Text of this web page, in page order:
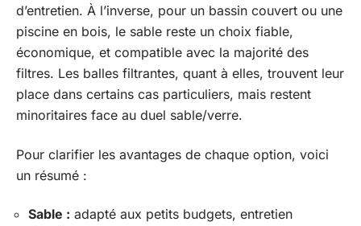
d’entretien. À l’inverse, pour un bassin couvert ou une
piscine en bois, le sable reste un choix fiable,
économique, et compatible avec la majorité des
filtres. Les balles filtrantes, quant à elles, trouvent leur
place dans certains cas particuliers, mais restent
minoritaires face au duel sable/verre.
Pour clarifier les avantages de chaque option, voici
un résumé :
Sable : adapté aux petits budgets, entretien